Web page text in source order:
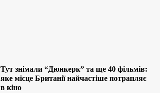
Тут знімали “Дюнкерк” та ще 40 фільмів:
яке місце Британії найчастіше потрапляє
в кіно